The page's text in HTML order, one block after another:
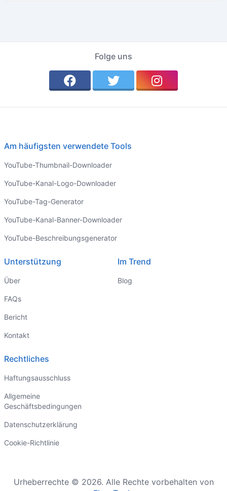
Folge uns
Am häufigsten verwendete Tools
YouTube-Thumbnail-Downloader
YouTube-Kanal-Logo-Downloader
YouTube-Tag-Generator
YouTube-Kanal-Banner-Downloader
YouTube-Beschreibungsgenerator
Unterstützung
Über
FAQs
Bericht
Kontakt
Im Trend
Blog
Rechtliches
Haftungsausschluss
Allgemeine
Geschäftsbedingungen
Datenschutzerklärung
Cookie-Richtlinie
Urheberrechte © 2026. Alle Rechte vorbehalten von